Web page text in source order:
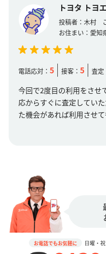
トヨタ トヨ
投稿者： 木村
お住まい： 愛知
電話応対： 5 接客： 5 査定
今回で2度目の利用をさせ
応からすぐに査定してい
た機会があれば利用させて
お電話でもお気軽に 日曜・